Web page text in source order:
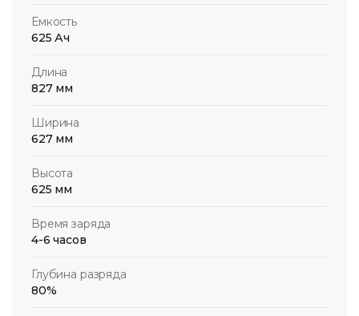
Емкость
625 Ач
Длина
827 мм
Ширина
627 мм
Высота
625 мм
Время заряда
4-6 часов
Глубина разряда
80%